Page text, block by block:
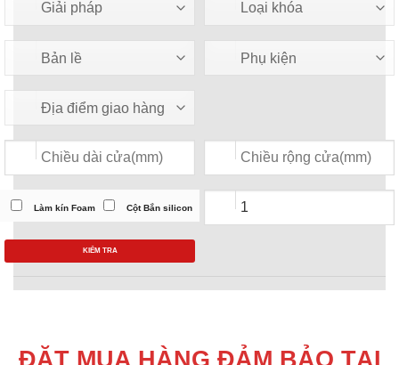
Làm kín Foam Cột Bắn silicon
KIỂM TRA